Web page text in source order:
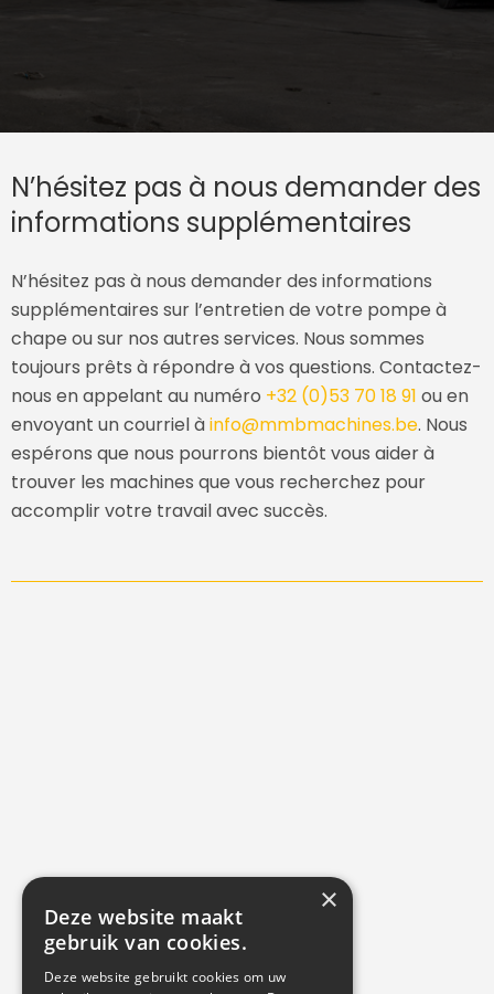
N’hésitez pas à nous demander des
informations supplémentaires
N’hésitez pas à nous demander des informations
supplémentaires sur l’entretien de votre pompe à
chape ou sur nos autres services. Nous sommes
toujours prêts à répondre à vos questions. Contactez-
nous en appelant au numéro +32 (0)53 70 18 91 ou en
envoyant un courriel àinfo@mmbmachines.be. Nous
espérons que nous pourrons bientôt vous aider à
trouver les machines que vous recherchez pour
accomplir votre travail avec succès.
×
Deze website maakt
gebruik van cookies.
Deze website gebruikt cookies om uw